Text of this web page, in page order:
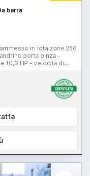
barra
in rotaizone 250
porta pinza -
10,3 HP - velocita di
max 8 su slitta - corsa
200 mm - rapidi